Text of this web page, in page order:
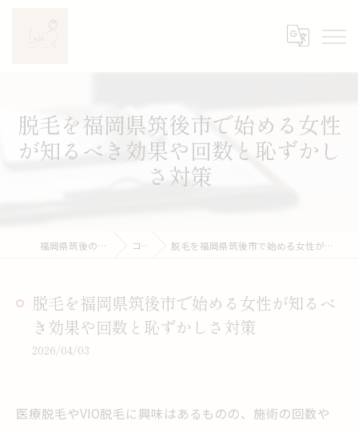
脱毛を福岡県筑後市で始める女性
が知るべき効果や回数と恥ずかし
さ対策
福岡県筑後のエステならLuce コラム 脱毛を福岡県筑後市で始める女性が知るべき効果や回数と恥ずかしさ対策
脱毛を福岡県筑後市で始める女性が知るべ
き効果や回数と恥ずかしさ対策
2026/04/03
医療脱毛やVIO脱毛に興味はあるものの、施術の回数や